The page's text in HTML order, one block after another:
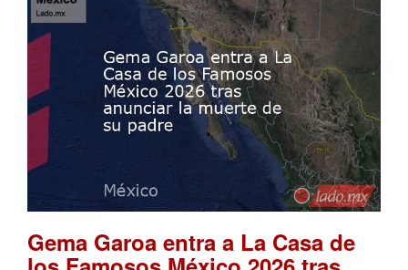
Gema Garoa entra a La Casa de